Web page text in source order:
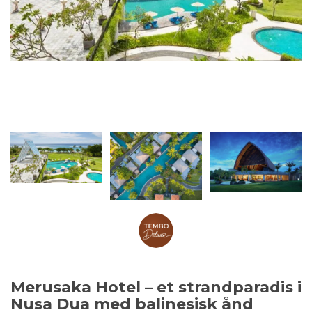
Merusaka Hotel – et strandparadis i
Nusa Dua med balinesisk ånd